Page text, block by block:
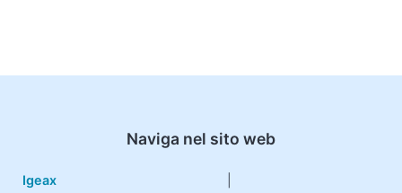
Naviga nel sito web
Igeax